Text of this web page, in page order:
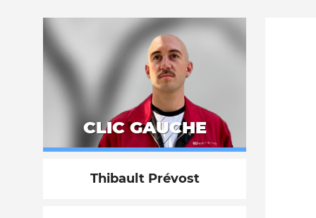
La vie du site
CLIC GAUCHE
Thibault Prévost